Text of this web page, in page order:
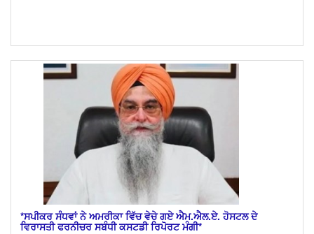
*ਸਪੀਕਰ ਸੰਧਵਾਂ ਨੇ ਅਮਰੀਕਾ ਵਿੱਚ ਵੇਚੇ ਗਏ ਐਮ.ਐਲ.ਏ. ਹੋਸਟਲ ਦੇ
ਵਿਰਾਸਤੀ ਫਰਨੀਚਰ ਸਬੰਧੀ ਕਸਟਡੀ ਰਿਪੋਰਟ ਮੰਗੀ*